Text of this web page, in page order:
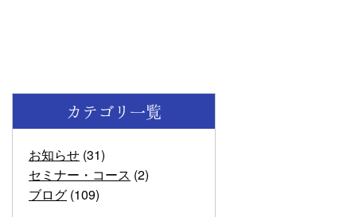
カテゴリ一覧
お知らせ (31)
セミナー・コース (2)
ブログ (109)